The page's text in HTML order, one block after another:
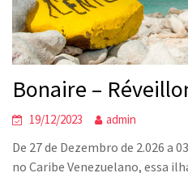
Bonaire –
19/12/2023 admin
De 27 de Dezembro de 2.026 a
no Caribe Venezuelano, essa